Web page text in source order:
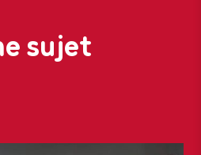
sujet